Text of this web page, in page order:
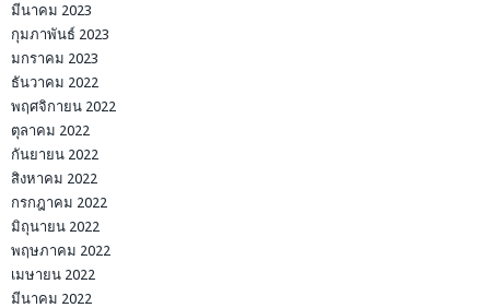
มีนาคม 2023
กุมภาพันธ์ 2023
มกราคม 2023
ธันวาคม 2022
พฤศจิกายน 2022
ตุลาคม 2022
กันยายน 2022
สิงหาคม 2022
กรกฎาคม 2022
มิถุนายน 2022
พฤษภาคม 2022
เมษายน 2022
มีนาคม 2022